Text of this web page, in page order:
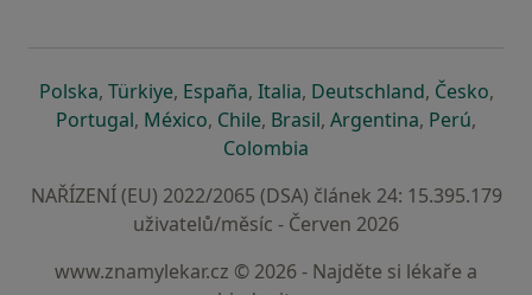
Polskase otevře v nové záložce
, Türkiyese otevře v nové záložce
, Españase otevře v nové záložce
, Italiase otevře v nové záložce
, Deutschlandse otevře v
, Českose
,
Portugalse otevře v nové záložce
, Méxicose otevře v nové záložce
, Chilese otevře v nové záložce
, Brasilse otevře v nové
, Argentinase otevře v
, Perúse
,
Colombia
NAŘÍZENÍ (EU) 2022/2065 (DSA) článek 24: 15.395.179
uživatelů/měsíc - Červen 2026
www.znamylekar.cz © 2026 - Najděte si lékaře a